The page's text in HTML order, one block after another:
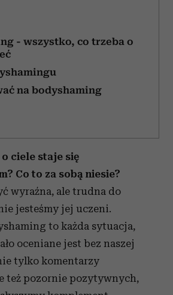
- wszystko, co trzeba o
na bodyshaming
ciele staje się
Co to za sobą niesie?
wyraźna, ale trudna do
jesteśmy jej uczeni.
to każda sytuacja,
oceniane jest bez naszej
tylko komentarzy
też pozornie pozytywnych,